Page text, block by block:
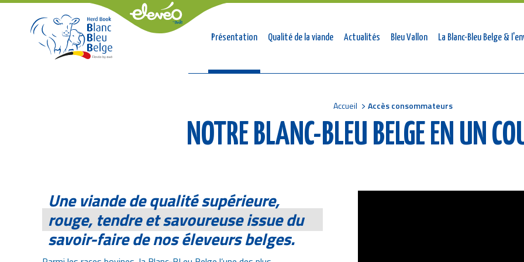
Consommateurs
Présentation Qualité de la viande Actualités Bleu Vallon La Blanc-Bleu Belge &
Accueil Accès consommateurs
NOTRE BLANC-BLEU BELGE EN UN
Une viande de qualité supérieure,
rouge, tendre et savoureuse issue du
savoir-faire de nos éleveurs belges.